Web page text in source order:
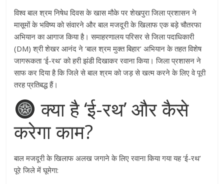
विश्व बाल श्रम निषेध दिवस के खास मौके पर शेखपुरा जिला प्रशासन ने
मासूमों के भविष्य को संवारने और बाल मजदूरी के खिलाफ एक बड़े चौतरफा
अभियान का आगाज किया है। समाहरणालय परिसर से जिला पदाधिकारी
(DM) श्री शेखर आनंद ने ‘बाल श्रम मुक्त बिहार’ अभियान के तहत विशेष
जागरूकता ‘ई-रथ’ को हरी झंडी दिखाकर रवाना किया। जिला प्रशासन ने
साफ कर दिया है कि जिले से बाल श्रम को जड़ से खत्म करने के लिए वे पूरी
तरह प्रतिबद्ध हैं।
क्या है ‘ई-रथ’ और कैसे
करेगा काम?
बाल मजदूरी के खिलाफ अलख जगाने के लिए रवाना किया गया यह ‘ई-रथ’
पूरे जिले में घूमेगा: